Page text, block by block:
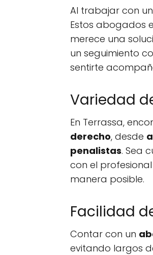
Al trabajar con un
Estos abogados
merece una
un seguimiento
sentirte
Variedad
En Terrassa,
derecho, desde
penalistas. Sea
con el
manera posible.
Facilidad
Contar con un
evitando largos